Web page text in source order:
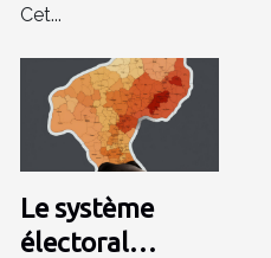
Cet...
Le système
électoral